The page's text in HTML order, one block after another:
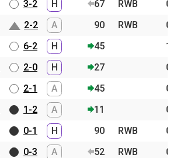
3-2 H 67 RWB
2-2 A 90 RWB
6-2 H 45
2-0 H 27
2-1 A 45
1-2 A 11
0-1 H 90 RWB
0-3 A 52 RWB